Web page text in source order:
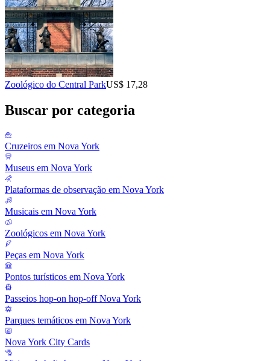
Zoológico do Central ParkUS$ 17,28
Buscar por categoria
Cruzeiros em Nova York
Museus em Nova York
Plataformas de observação em Nova York
Musicais em Nova York
Zoológicos em Nova York
Peças em Nova York
Pontos turísticos em Nova York
Passeios hop-on hop-off Nova York
Parques temáticos em Nova York
Nova York City Cards